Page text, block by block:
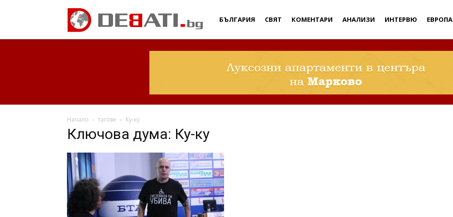
Дебати
БЪЛГАРИЯ СВЯТ КОМЕНТАРИ АНАЛИЗИ ИНТЕРВЮ ЕВРОПА
Начало тагове Ку-ку
Ключова дума: Ку-ку